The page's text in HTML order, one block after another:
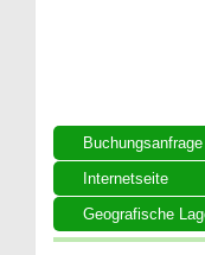
Buchungsanfrage
Internetseite
Geografische